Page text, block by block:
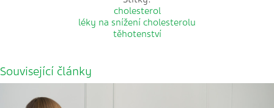
cholesterol
léky na snížení cholesterolu
těhotenství
Související články